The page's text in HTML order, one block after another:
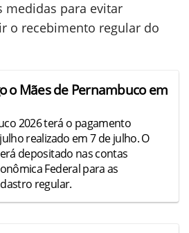
medidas para evitar
o recebimento regular do
o Mães de Pernambuco em
2026 terá o pagamento
realizado em 7 de julho. O
depositado nas contas
Federal para as
regular.